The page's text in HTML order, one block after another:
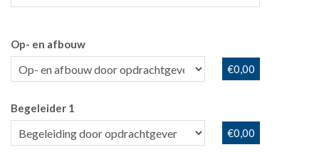
Op- en afbouw
€0,00
Begeleider 1
€0,00